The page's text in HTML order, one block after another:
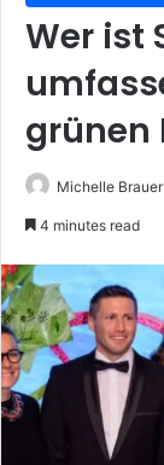
Wer ist
grünen
Michelle Brauer
4 minutes read